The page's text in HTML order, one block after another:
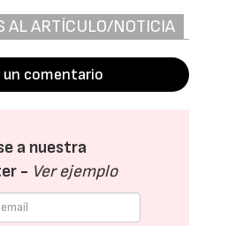
AL ARTÍCULO/NOTICIA
un comentario
a nuestra
- Ver ejemplo